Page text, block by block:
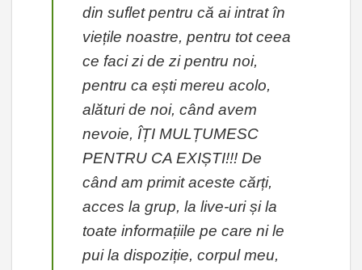
din suflet pentru că ai intrat în
viețile noastre, pentru tot ceea
ce faci zi de zi pentru noi,
pentru ca ești mereu acolo,
alături de noi, când avem
nevoie, ÎȚI MULȚUMESC
PENTRU CA EXIȘTI!!! De
când am primit aceste cărți,
acces la grup, la live-uri și la
toate informațiile pe care ni le
pui la dispoziție, corpul meu,